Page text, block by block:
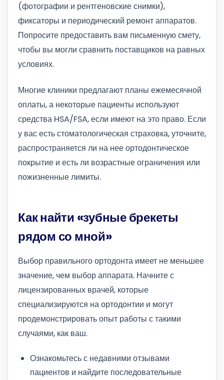
(фотографии и рентгеновские снимки),
фиксаторы и периодический ремонт аппаратов.
Попросите предоставить вам письменную смету,
чтобы вы могли сравнить поставщиков на равных
условиях.
Многие клиники предлагают планы ежемесячной
оплаты, а некоторые пациенты используют
средства HSA/FSA, если имеют на это право. Если
у вас есть стоматологическая страховка, уточните,
распространяется ли на нее ортодонтическое
покрытие и есть ли возрастные ограничения или
пожизненные лимиты.
Как найти «зубные брекеты
рядом со мной»
Выбор правильного ортодонта имеет не меньшее
значение, чем выбор аппарата. Начните с
лицензированных врачей, которые
специализируются на ортодонтии и могут
продемонстрировать опыт работы с такими
случаями, как ваш.
Ознакомьтесь с недавними отзывами
пациентов и найдите последовательные